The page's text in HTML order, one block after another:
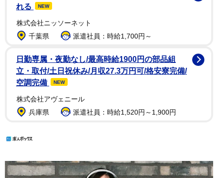
れる
NEW
株式会社ニッソーネット
千葉県
派遣社員：時給1,700円～
日勤専属・夜勤なし/最高時給1900円の部品組
立・取付/土日祝休み/月収27.3万円可/格安寮完備/
空調完備
NEW
株式会社アヴェニール
兵庫県
派遣社員：時給1,520円～1,900円